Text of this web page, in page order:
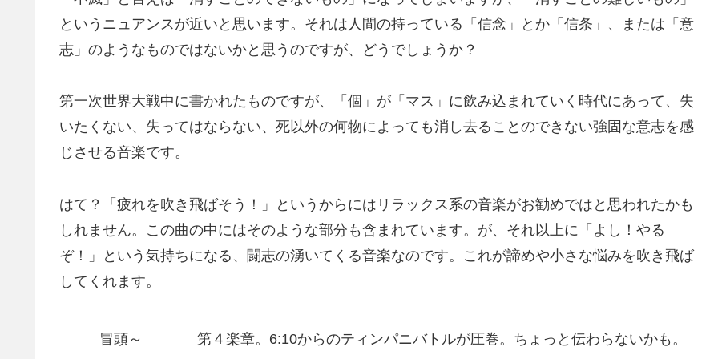
というニュアンスが近いと思います。それは人間の持っている「信念」とか「信条」、または「意
志」のようなものではないかと思うのですが、どうでしょうか？
第一次世界大戦中に書かれたものですが、「個」が「マス」に飲み込まれていく時代にあって、失
いたくない、失ってはならない、死以外の何物によっても消し去ることのできない強固な意志を感
じさせる音楽です。
はて？「疲れを吹き飛ばそう！」というからにはリラックス系の音楽がお勧めではと思われたかも
しれません。この曲の中にはそのような部分も含まれています。が、それ以上に「よし！やる
ぞ！」という気持ちになる、闘志の湧いてくる音楽なのです。これが諦めや小さな悩みを吹き飛ば
してくれます。
冒頭～ 第４楽章。6:10からのティンパニバトルが圧巻。ちょっと伝わらないかも。